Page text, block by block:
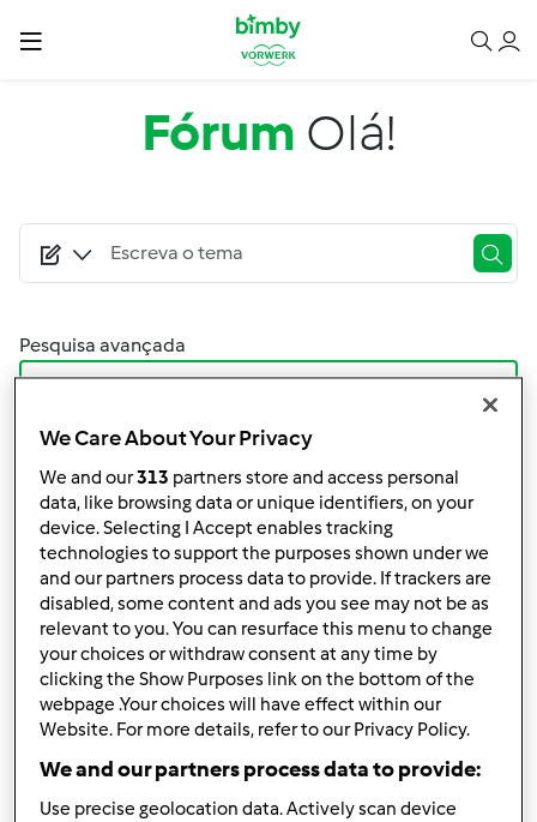
Passar para o conteúdo principal
Fórum Olá!
Pesquisa avançada
Filtro
Ordenar por:
Mais Recentes
Resultados por página:
10
1 | Última entrada
Responder mensagem
Anónimo (não verificado)
We Care About Your Privacy
We and our313 partners store and access personal
data, like browsing data or unique identifiers, on your
device. Selecting I Accept enables tracking
technologies to support the purposes shown under we
and our partners process data to provide. If trackers are
disabled, some content and ads you see may not be as
relevant to you. You can resurface this menu to change
your choices or withdraw consent at any time by
clicking the Show Purposes link on the bottom of the
webpage .Your choices will have effect within our
Website. For more details, refer to our Privacy Policy.
We and our partners process data to provide:
Use precise geolocation data. Actively scan device